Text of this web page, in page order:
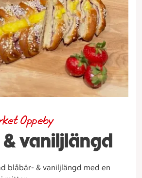
vaniljlängd
Oppeby
blåbär- & vaniljlängd med en